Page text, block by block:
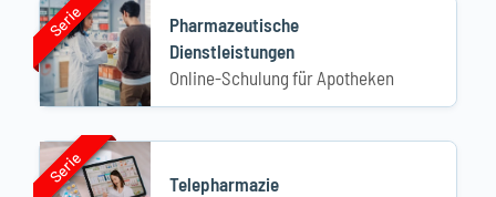
Serie
Serie
Pharmazeutische
Dienstleistungen
Online-Schulung für Apotheken
Serie
Serie
Telepharmazie